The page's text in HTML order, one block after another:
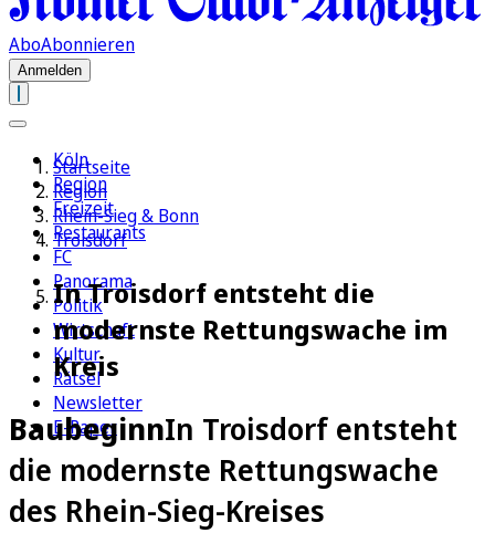
AboAbonnieren
Anmelden
Köln
Region
Freizeit
Restaurants
FC
Panorama
Politik
Wirtschaft
Kultur
Rätsel
Newsletter
E-Paper
Startseite
Region
Rhein-Sieg & Bonn
Troisdorf
In Troisdorf entsteht die
modernste Rettungswache im
Kreis
BaubeginnIn Troisdorf entsteht
die modernste Rettungswache
des Rhein-Sieg-Kreises